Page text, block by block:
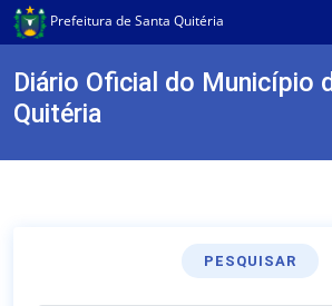
Prefeitura de Santa Quitéria
Diário Oficial do Município
Quitéria
PESQUISAR